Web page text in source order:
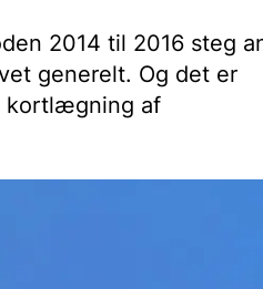
2014 til 2016 steg
generelt. Og det er
kortlægning af